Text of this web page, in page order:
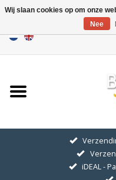
Home
Uitverkoop
GOUDEN SYMBOLEN
iDEAL -
Wij slaan cookies op om onze
Nee